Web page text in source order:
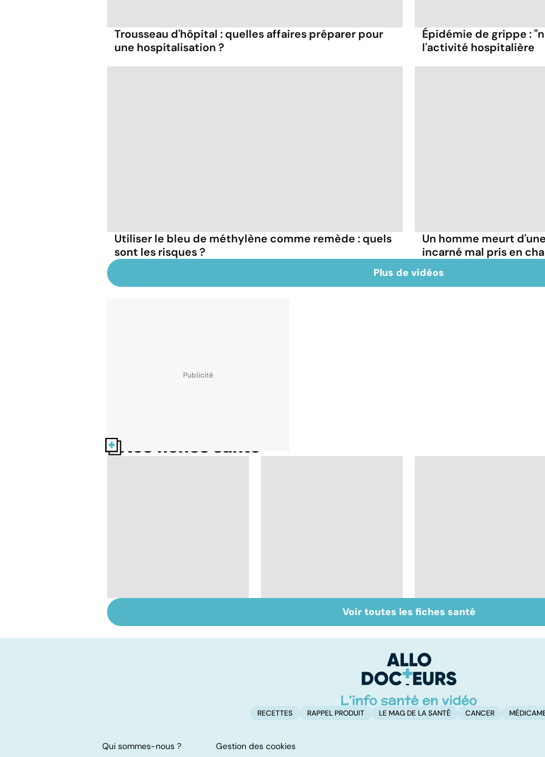
Trousseau d'hôpital : quelles affaires préparer pour
une hospitalisation ?
Épidémie de grippe :
l'activité hospitalière
Utiliser le bleu de méthylène comme remède : quels
sont les risques ?
Un homme meurt
incarné mal pris en
Plus de vidéos
Nos fiches santé
une bactérie sous
Qu'est-ce que le
coma ?
Chirurgie
ambulatoire :
Voir toutes les fiches santé
RECETTES RAPPEL PRODUIT LE MAG DE LA SANTÉ CANCER
Qui sommes-nous ?
Gestion des cookies